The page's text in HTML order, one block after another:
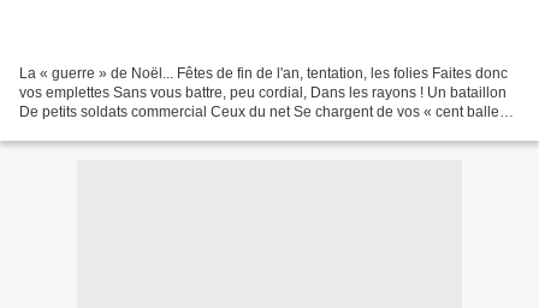
La « guerre » de Noël... Fêtes de fin de l'an, tentation, les folies Faites donc
vos emplettes Sans vous battre, peu cordial, Dans les rayons ! Un bataillon
De petits soldats commercial Ceux du net Se chargent de vos « cent balles